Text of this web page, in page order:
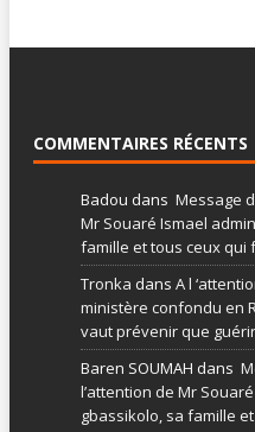
COMMENTAIRES RÉCENTS
Badou dans Message
Mr Souaré Ismael
famille et tous ceux qui
Tronka dans A l
ministère confondu en
vaut prévenir que
Baren SOUMAH dans
l’attention de Mr
gbassikolo, sa famille